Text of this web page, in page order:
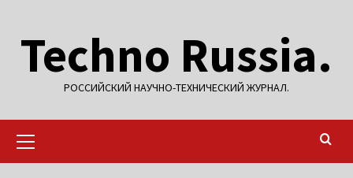
содержимому
Techno Russia.
РОССИЙСКИЙ НАУЧНО-ТЕХНИЧЕСКИЙ ЖУРНАЛ.
меню